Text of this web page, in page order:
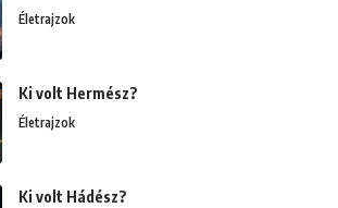
Életrajzok
Ki volt Hermész?
Életrajzok
Ki volt Hádész?